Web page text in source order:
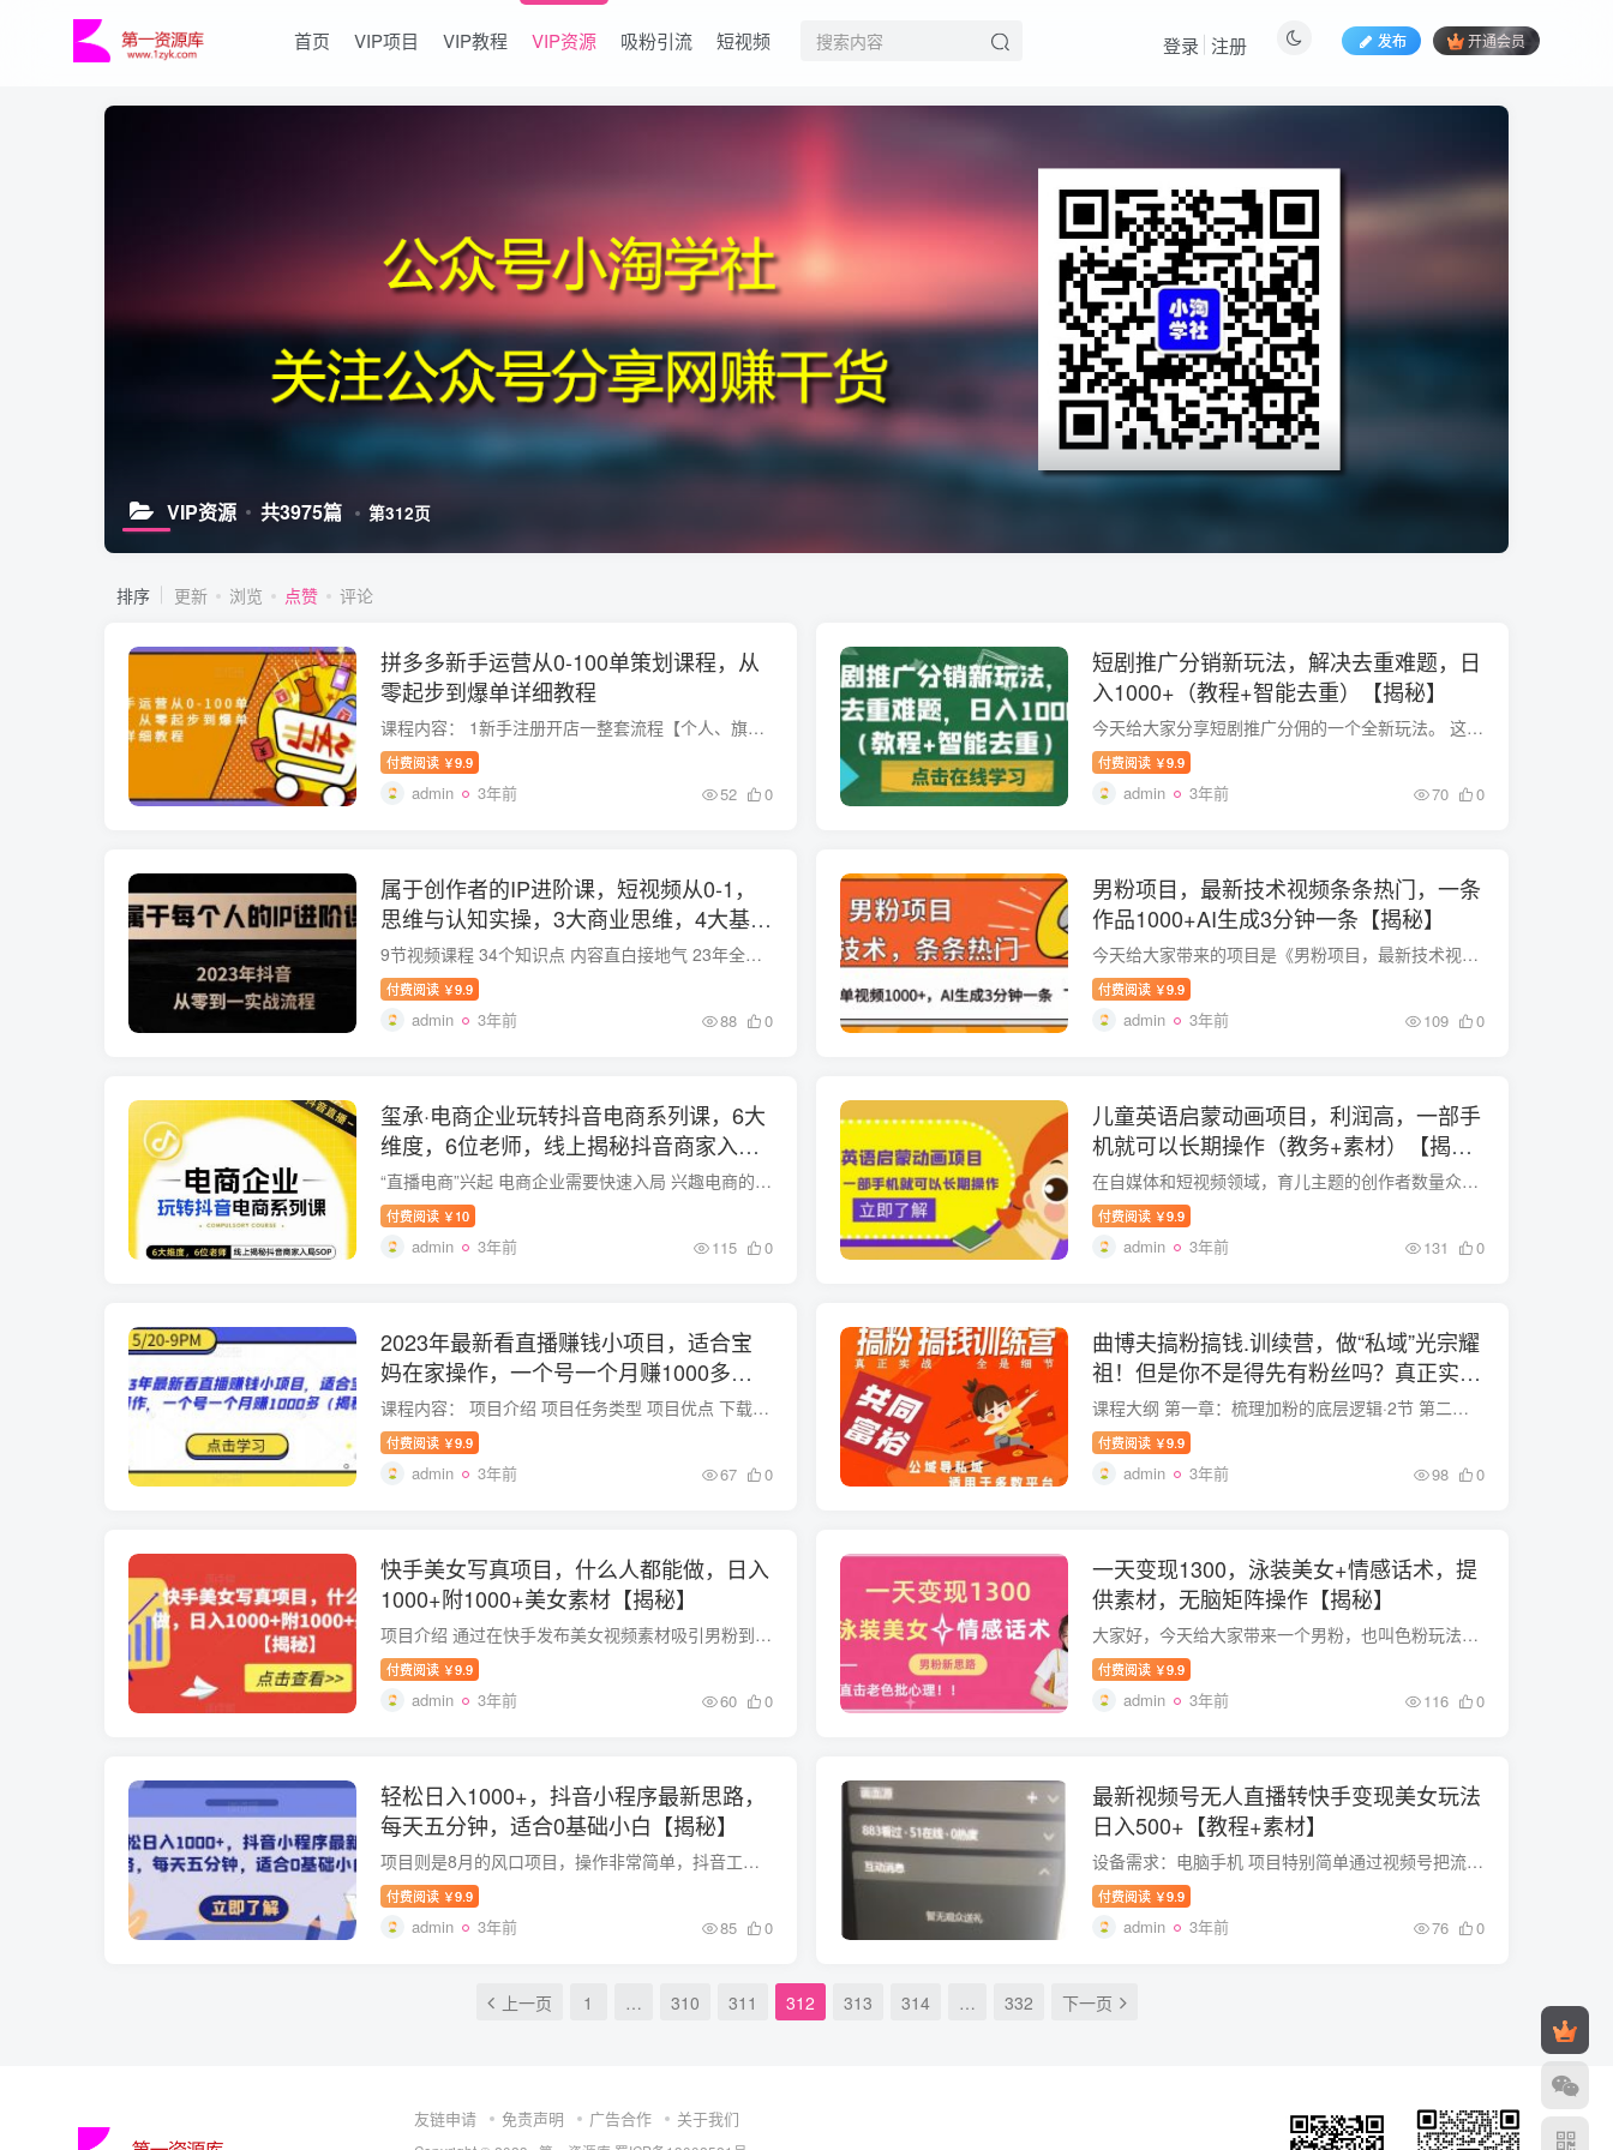
首页 VIP项目 VIP教程 VIP资源 吸粉引流 短视频 发布 开通会员
登录 注册
VIP资源 共3975篇 第312页
排序 更新 浏览 点赞 评论
拼多多新手运营从0-100单策划课程，从
零起步到爆单详细教程
课程内容： 1新手注册开店一整套流程【个人、旗舰、专营、专卖区别开通流程】.mp4 2优惠券解释与使用（新手必看）.mp4 3更改优化店铺信息【必做】.mp4 4产品一夜百评操作.mp4 52023最新搞销量实...
付费阅读 ￥9.9
admin 3年前 52 0
短剧推广分销新玩法，解决去重难题，日
入1000+（教程+智能去重）【揭秘】
今天给大家分享短剧推广分佣的一个全新玩法。 这套课程详细讲解了怎么一键智能剪辑去重短剧视频， 新手小白也能进行操作了，有兴趣的赶紧学习起来。 当然没有接触过的朋友们也不用担心，课程里...
付费阅读 ￥9.9
admin 3年前 70 0
属于创作者的IP进阶课，短视频从0-1，
思维与认知实操，3大商业思维，4大基础
认知
9节视频课程 34个知识点 内容直白接地气 23年全新个人IP实操课程，一套看完可以落地的课程 每节课程10-30分钟，图文+案例+口播简单易懂 课程目录 第01节第一章节——先导课.mp4 第02节第二章节...
付费阅读 ￥9.9
admin 3年前 88 0
男粉项目，最新技术视频条条热门，一条
作品1000+AI生成3分钟一条【揭秘】
今天给大家带来的项目是《男粉项目，最新技术视频条条热门，一条作品1000+，AI生成3分钟一条！》，只要还有男人，男粉项目就永远不会过时！今天给大家带来的是最新的技术，让我们的视频能够条条...
付费阅读 ￥9.9
admin 3年前 109 0
玺承·电商企业玩转抖音电商系列课，6大
维度，6位老师，线上揭秘抖音商家入局
SOP
“直播电商”兴起 电商企业需要快速入局 兴趣电商的持续火热，让抖音平台成为电商企业需重视和发展的平台 达人直播带货频出状况，电商企业自播会成为未来趋势 直播电商不同于传统电商，直播间的...
付费阅读 ￥ 10
admin 3年前 115 0
儿童英语启蒙动画项目，利润高，一部手
机就可以长期操作（教务+素材）【揭
秘】
在自媒体和短视频领域，育儿主题的创作者数量众多，竞争也相当激烈。 然而，育儿市场又可以细分为许多子领域，如婴儿、幼儿、学龄前儿童等，这些都可以根据“衣食住行玩学”进行更详细的划分。 ...
付费阅读 ￥9.9
admin 3年前 131 0
2023年最新看直播赚钱小项目，适合宝
妈在家操作，一个号一个月赚1000多
（揭秘）
课程内容： 项目介绍 项目任务类型 项目优点 下载地址；
付费阅读 ￥9.9
admin 3年前 67 0
曲博夫搞粉搞钱.训续营，做“私域”光宗耀
祖！但是你不是得先有粉丝吗？真正实
战，全是细节
课程大纲 第一章：梳理加粉的底层逻辑·2节 第二章：关注账号·2节 第三章：定位|重中之重·2节 第四章：内容打造·3节 第五章：公域转私域·2节 第六章：变现方法·4节 第七章：兼职派单·4节 ...
付费阅读 ￥9.9
admin 3年前 98 0
快手美女写真项目，什么人都能做，日入
1000+附1000+美女素材【揭秘】
项目介绍 通过在快手发布美女视频素材吸引男粉到私域变现，项目简单，变现快，利润高，一个账号3天涨粉100+，变现1000+。是一个很好做的赛道，只要有男人就有市场，是一个能长期做的项目。 课程...
付费阅读 ￥9.9
admin 3年前 60 0
一天变现1300，泳装美女+情感话术，提
供素材，无脑矩阵操作【揭秘】
大家好，今天给大家带来一个男粉，也叫色粉玩法的新思路，一天变现1000+泳装美女+情感话术，提供素材，无脑矩阵操作。引流色粉或者叫男粉进行变现，是这两年非常流行火爆的一个项目，各种玩法也...
付费阅读 ￥9.9
admin 3年前 116 0
轻松日入1000+，抖音小程序最新思路，
每天五分钟，适合0基础小白【揭秘】
项目则是8月的风口项目，操作非常简单，抖音工具新玩法套模板五分钟制作一个视频，无需原创，小白可以轻松入手。项目0投资，变现快，唯一需要付出的就是时间成本，凭借一部手机也能做到月入过万...
付费阅读 ￥9.9
admin 3年前 85 0
最新视频号无人直播转快手变现美女玩法
日入500+【教程+素材】
设备需求：电脑手机 项目特别简单通过视频号把流量转到KS进行任务变新才研究出来的玩法比较无脑半无人直播效果更好稳定一天500➕左右不是问题微信推流也是特别的好也是给大家测试过了才发出来的...
付费阅读 ￥9.9
admin 3年前 76 0
上一页 1 … 310 311 312 313 314 … 332 下一页
友链申请 免责声明 广告合作 关于我们